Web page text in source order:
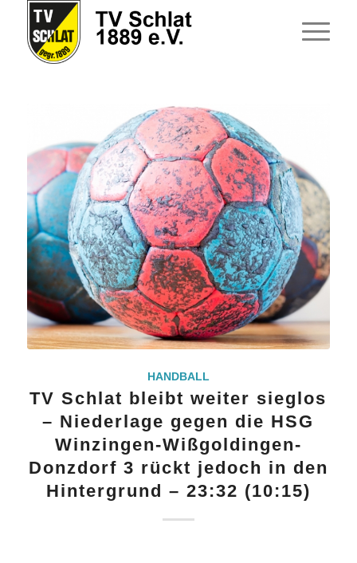
HANDBALL
TV Schlat bleibt weiter sieglos
– Niederlage gegen die HSG
Winzingen-Wißgoldingen-
Donzdorf 3 rückt jedoch in den
Hintergrund – 23:32 (10:15)